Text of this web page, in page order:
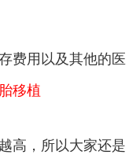
费用以及其他的医
移植
高，所以大家还是